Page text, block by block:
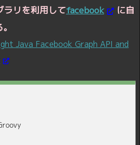
リを利用してfacebook
に自
Java Facebook Graph API and